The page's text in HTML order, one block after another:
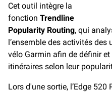
Cet outil intègre la
fonction Trendline
Popularity Routing, qui
l’ensemble des activités
vélo Garmin afin de définir
itinéraires selon leur
Lors d'une sortie, l’Edge 520